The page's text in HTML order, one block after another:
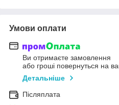
Умови оплати
Ви отримаєте замовлення
або гроші повернуться на
Детальніше
Післяплата